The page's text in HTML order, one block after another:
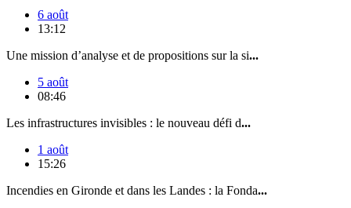
6 août
13:12
Une mission d’analyse et de propositions sur la si...
5 août
08:46
Les infrastructures invisibles : le nouveau défi d...
1 août
15:26
Incendies en Gironde et dans les Landes : la Fonda...